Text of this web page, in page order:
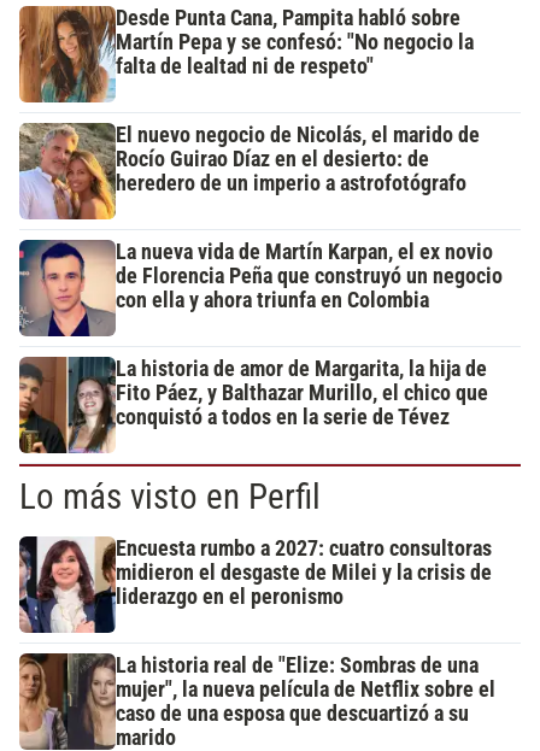
Desde Punta Cana, Pampita habló sobre
Martín Pepa y se confesó: "No negocio la
falta de lealtad ni de respeto"
El nuevo negocio de Nicolás, el marido de
Rocío Guirao Díaz en el desierto: de
heredero de un imperio a astrofotógrafo
La nueva vida de Martín Karpan, el ex novio
de Florencia Peña que construyó un negocio
con ella y ahora triunfa en Colombia
La historia de amor de Margarita, la hija de
Fito Páez, y Balthazar Murillo, el chico que
conquistó a todos en la serie de Tévez
Lo más visto en Perfil
Encuesta rumbo a 2027: cuatro consultoras
midieron el desgaste de Milei y la crisis de
liderazgo en el peronismo
La historia real de "Elize: Sombras de una
mujer", la nueva película de Netflix sobre el
caso de una esposa que descuartizó a su
marido